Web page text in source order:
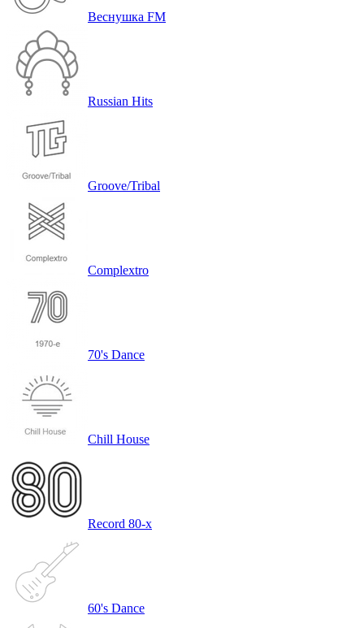
Веснушка FM
Russian Hits
Groove/Tribal
Complextro
70's Dance
Chill House
Record 80-х
60's Dance